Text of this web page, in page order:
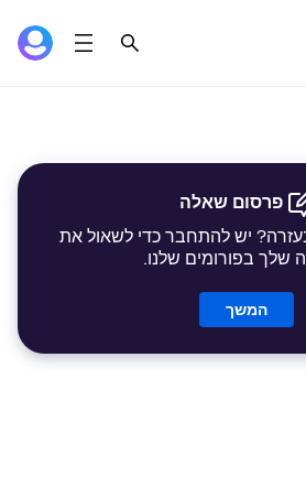
פרסום שאלה
בעזרה? יש להתחבר כדי לשאול את
שלך בפורומים שלנו.
המשך